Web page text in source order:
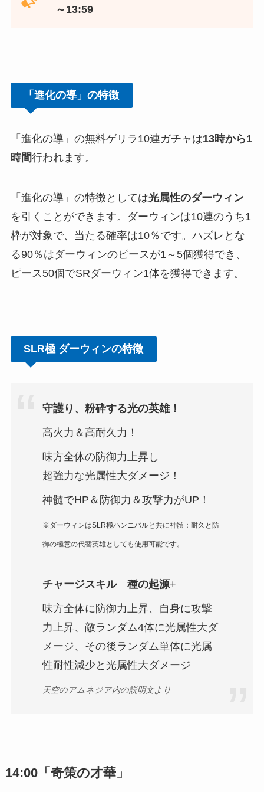
～13:59
「進化の導」の特徴
「進化の導」の無料ゲリラ10連ガチャは13時から1
時間行われます。
「進化の導」の特徴としては光属性のダーウィン
を引くことができます。ダーウィンは10連のうち1
枠が対象で、当たる確率は10％です。ハズレとな
る90％はダーウィンのピースが1～5個獲得でき、
ピース50個でSRダーウィン1体を獲得できます。
SLR極 ダーウィンの特徴
守護り、粉砕する光の英雄！
高火力＆高耐久力！
味方全体の防御力上昇し
超強力な光属性大ダメージ！
神髄でHP＆防御力＆攻撃力がUP！
※ダーウィンはSLR極ハンニバルと共に神髄：耐久と防
御の極意の代替英雄としても使用可能です。
チャージスキル 種の起源+
味方全体に防御力上昇、自身に攻撃
力上昇、敵ランダム4体に光属性大ダ
メージ、その後ランダム単体に光属
性耐性減少と光属性大ダメージ
天空のアムネジア内の説明文より
14:00「奇策の才華」